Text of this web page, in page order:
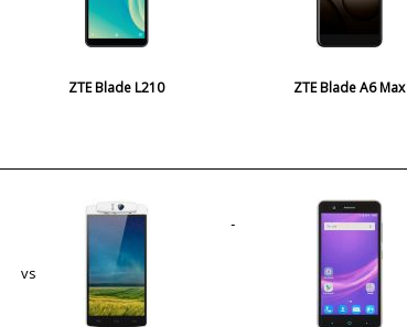
ZTE Blade L210 ZTE Blade A6 Max
vs